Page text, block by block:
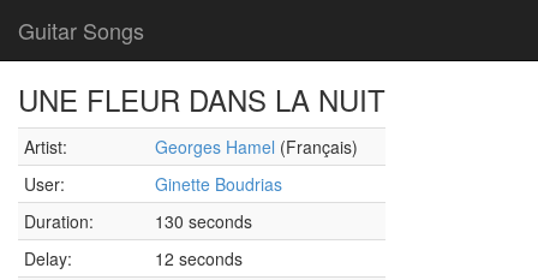
Guitar Songs
UNE FLEUR DANS LA NUIT
Artist: Georges Hamel (Français)
User:
Ginette Boudrias
Duration:
130 seconds
Delay:
12 seconds